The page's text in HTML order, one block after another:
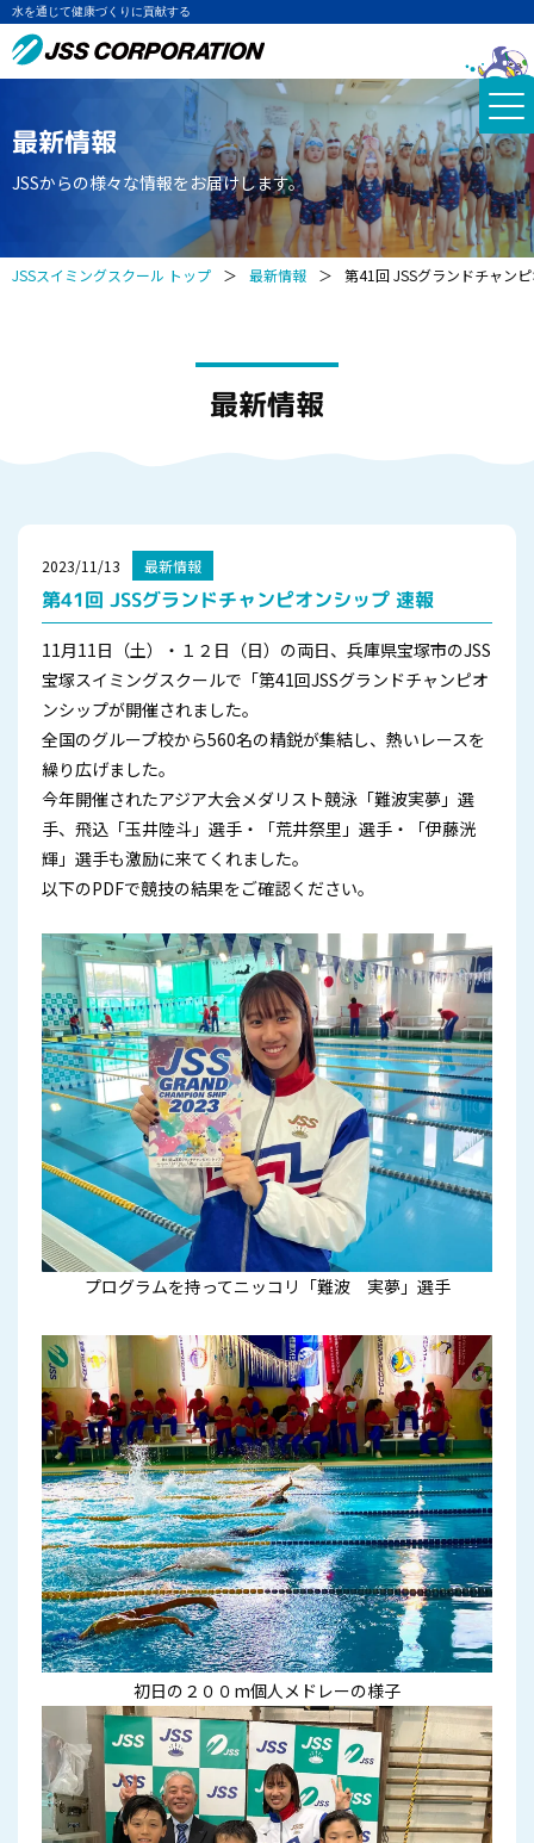
水を通じて健康づくりに貢献する
最新情報
JSSからの様々な情報をお届けします。
JSSスイミングスクール トップ ＞ 最新情報 ＞ 第41回 JSSグランドチャン
最新情報
2023/11/13 最新情報
第41回 JSSグランドチャンピオンシップ 速報
11月11日（土）・１２日（日）の両日、兵庫県宝塚市のJSS
宝塚スイミングスクールで「第41回JSSグランドチャンピオ
ンシップが開催されました。
全国のグループ校から560名の精鋭が集結し、熱いレースを
繰り広げました。
今年開催されたアジア大会メダリスト競泳「難波実夢」選
手、飛込「玉井陸斗」選手・「荒井祭里」選手・「伊藤洸
輝」選手も激励に来てくれました。
以下のPDFで競技の結果をご確認ください。
プログラムを持ってニッコリ「難波 実夢」選手
初日の２００m個人メドレーの様子